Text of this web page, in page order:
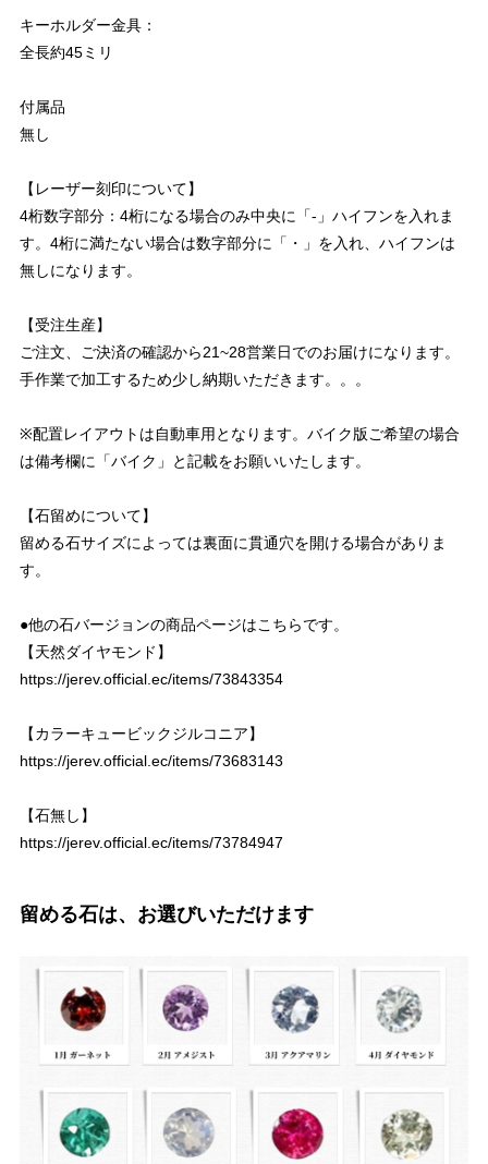
キーホルダー金具：
全長約45ミリ
付属品
無し
【レーザー刻印について】
4桁数字部分：4桁になる場合のみ中央に「-」ハイフンを入れま
す。4桁に満たない場合は数字部分に「・」を入れ、ハイフンは
無しになります。
【受注生産】
ご注文、ご決済の確認から21~28営業日でのお届けになります。
手作業で加工するため少し納期いただきます。。。
※配置レイアウトは自動車用となります。バイク版ご希望の場合
は備考欄に「バイク」と記載をお願いいたします。
【石留めについて】
留める石サイズによっては裏面に貫通穴を開ける場合がありま
す。
●他の石バージョンの商品ページはこちらです。
【天然ダイヤモンド】
https://jerev.official.ec/items/73843354
【カラーキュービックジルコニア】
https://jerev.official.ec/items/73683143
【石無し】
https://jerev.official.ec/items/73784947
留める石は、お選びいただけます